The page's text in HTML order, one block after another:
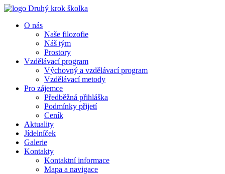
Přejít
obsahuO nás
Naše filozofie
Náš tým
Prostory
Vzdělávací program
Výchovný a vzdělávací program
Vzdělávací metody
Pro zájemce
Předběžná přihláška
Podmínky přijetí
Ceník
Aktuality
Jídelníček
Galerie
Kontakty
Kontaktní informace
Mapa a navigace